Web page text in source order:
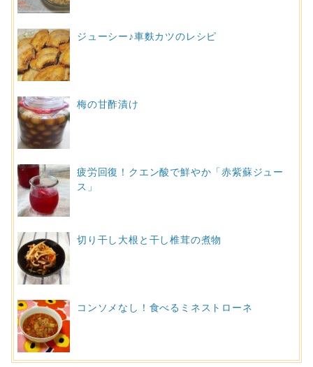
ジューシー♪車麩カツのレシピ
梅の甘酢漬け
疲労回復！クエン酸で鮮やか「赤紫蘇ジュー
ス」
切り干し大根と干し椎茸の煮物
コンソメなし！食べるミネストローネ